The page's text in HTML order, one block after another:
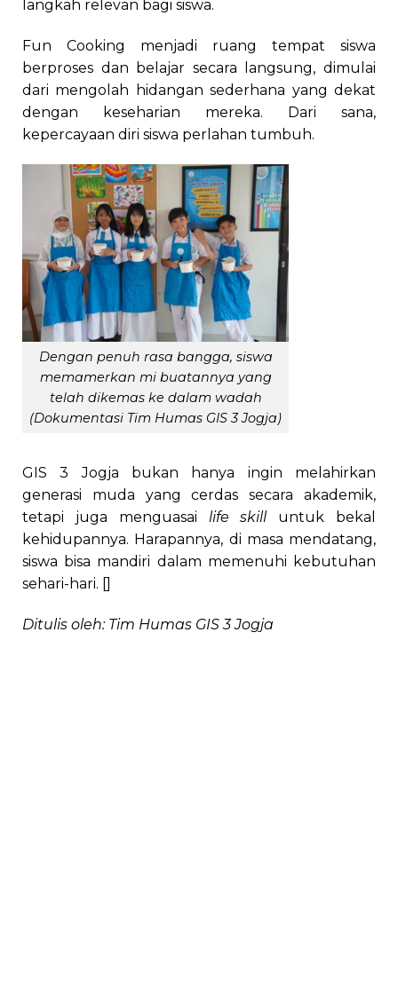
langkah relevan bagi siswa.
Fun Cooking menjadi ruang tempat siswa
berproses dan belajar secara langsung, dimulai
dari mengolah hidangan sederhana yang dekat
dengan keseharian mereka. Dari sana,
kepercayaan diri siswa perlahan tumbuh.
Dengan penuh rasa bangga, siswa
memamerkan mi buatannya yang
telah dikemas ke dalam wadah
(Dokumentasi Tim Humas GIS 3 Jogja)
GIS 3 Jogja bukan hanya ingin melahirkan
generasi muda yang cerdas secara akademik,
tetapi juga menguasai life skill untuk bekal
kehidupannya. Harapannya, di masa mendatang,
siswa bisa mandiri dalam memenuhi kebutuhan
sehari-hari. []
Ditulis oleh: Tim Humas GIS 3 Jogja